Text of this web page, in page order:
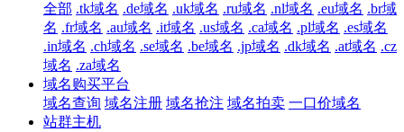
全部 .tk域名 .de域名 .uk域名 .ru域名 .nl域名 .eu域名 .br域
名 .fr域名 .au域名 .it域名 .us域名 .ca域名 .pl域名 .es域名
.in域名 .ch域名 .se域名 .be域名 .jp域名 .dk域名 .at域名 .cz
域名 .za域名
域名购买平台
域名查询 域名注册 域名抢注 域名拍卖 一口价域名
站群主机